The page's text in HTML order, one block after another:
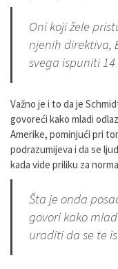
Oni koji žele
njenih direktiva,
svega ispuniti
Važno je i to da je
govoreći kako mladi
Amerike, pominjući pri
podrazumijeva i da se
kada vide priliku za
Šta je onda
govori kako
uraditi da se te